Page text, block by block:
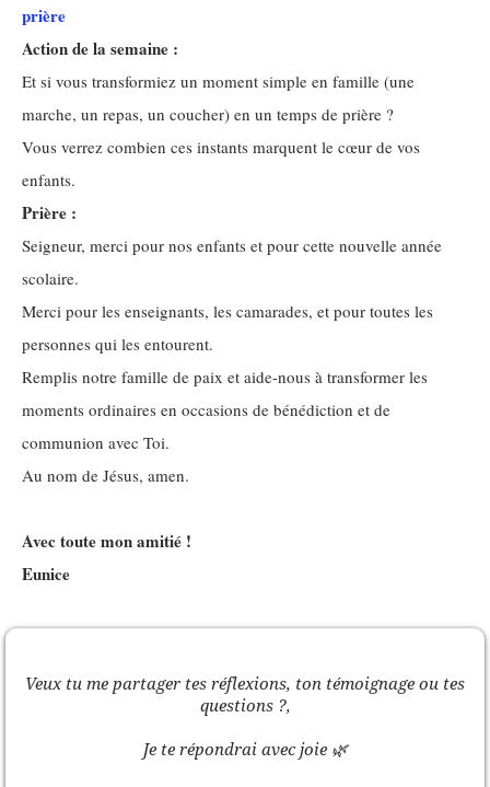
prière
Action de la semaine :
Et si vous transformiez un moment simple en famille (une
marche, un repas, un coucher) en un temps de prière ?
Vous verrez combien ces instants marquent le cœur de vos
enfants.
Prière :
Seigneur, merci pour nos enfants et pour cette nouvelle année
scolaire.
Merci pour les enseignants, les camarades, et pour toutes les
personnes qui les entourent.
Remplis notre famille de paix et aide-nous à transformer les
moments ordinaires en occasions de bénédiction et de
communion avec Toi.
Au nom de Jésus, amen.
Avec toute mon amitié !
Eunice
Veux tu me partager tes réflexions, ton témoignage ou tes
questions ?,
Je te répondrai avec joie 🌿